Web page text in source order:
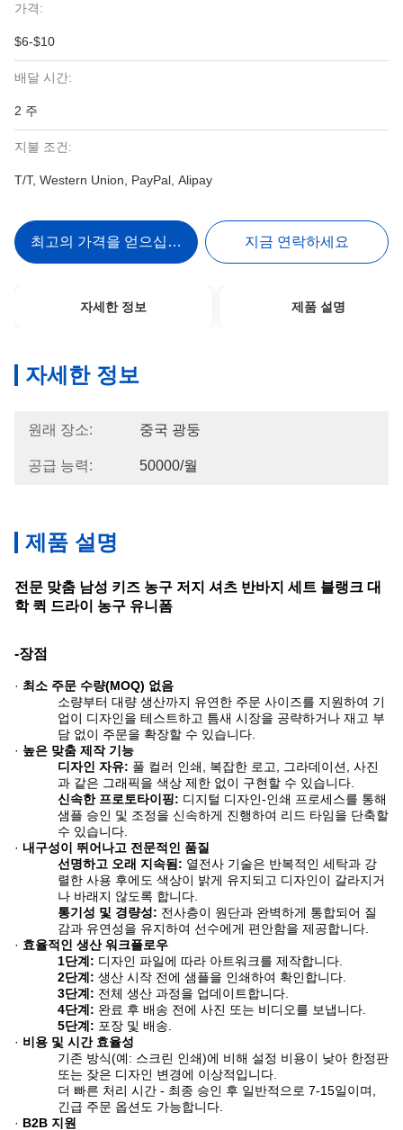
가격:
$6-$10
배달 시간:
2 주
지불 조건:
T/T, Western Union, PayPal, Alipay
최고의 가격을 얻으십시오 지금 연락하세요
자세한 정보 제품 설명
자세한 정보
원래 장소: 중국 광둥
공급 능력: 50000/월
제품 설명
전문 맞춤 남성 키즈 농구 저지 셔츠 반바지 세트 블랭크 대
학 퀵 드라이 농구 유니폼
-장점
· 최소 주문 수량(MOQ) 없음
소량부터 대량 생산까지 유연한 주문 사이즈를 지원하여 기
업이 디자인을 테스트하고 틈새 시장을 공략하거나 재고 부
담 없이 주문을 확장할 수 있습니다.
· 높은 맞춤 제작 기능
디자인 자유: ​ 풀 컬러 인쇄, 복잡한 로고, 그라데이션, 사진
과 같은 그래픽을 색상 제한 없이 구현할 수 있습니다.
신속한 프로토타이핑: ​ 디지털 디자인-인쇄 프로세스를 통해
샘플 승인 및 조정을 신속하게 진행하여 리드 타임을 단축할
수 있습니다.
· 내구성이 뛰어나고 전문적인 품질
선명하고 오래 지속됨: ​ 열전사 기술은 반복적인 세탁과 강
렬한 사용 후에도 색상이 밝게 유지되고 디자인이 갈라지거
나 바래지 않도록 합니다.
통기성 및 경량성: ​ 전사층이 원단과 완벽하게 통합되어 질
감과 유연성을 유지하여 선수에게 편안함을 제공합니다.
· 효율적인 생산 워크플로우
1단계: ​ 디자인 파일에 따라 아트워크를 제작합니다.
2단계: ​ 생산 시작 전에 샘플을 인쇄하여 확인합니다.
3단계: ​ 전체 생산 과정을 업데이트합니다.
4단계: ​ 완료 후 배송 전에 사진 또는 비디오를 보냅니다.
5단계: ​ 포장 및 배송.
· 비용 및 시간 효율성
기존 방식(예: 스크린 인쇄)에 비해 설정 비용이 낮아 한정판
또는 잦은 디자인 변경에 이상적입니다.
더 빠른 처리 시간 - 최종 승인 후 일반적으로 7-15일이며,
긴급 주문 옵션도 가능합니다.
· B2B 지원